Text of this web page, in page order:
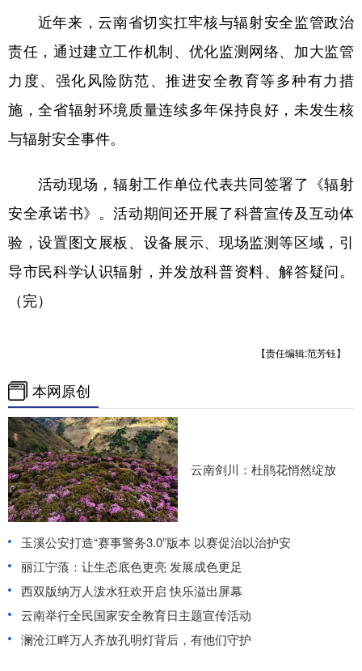
近年来，云南省切实扛牢核与辐射安全监管政治
责任，通过建立工作机制、优化监测网络、加大监管
力度、强化风险防范、推进安全教育等多种有力措
施，全省辐射环境质量连续多年保持良好，未发生核
与辐射安全事件。
活动现场，辐射工作单位代表共同签署了《辐射
安全承诺书》。活动期间还开展了科普宣传及互动体
验，设置图文展板、设备展示、现场监测等区域，引
导市民科学认识辐射，并发放科普资料、解答疑问。
（完）
【责任编辑:范芳钰】
本网原创
云南剑川：杜鹃花悄然绽放
玉溪公安打造“赛事警务3.0”版本 以赛促治以治护安
丽江宁蒗：让生态底色更亮 发展成色更足
西双版纳万人泼水狂欢开启 快乐溢出屏幕
云南举行全民国家安全教育日主题宣传活动
澜沧江畔万人齐放孔明灯背后，有他们守护